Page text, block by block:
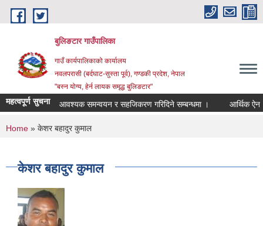
Skip to main content
बुलिङटार गाउँपालिका
गाउँ कार्यपालिकाको कार्यालय
नवलपरासी (बर्दघाट-सुस्ता पूर्व), गण्डकी प्रदेश, नेपाल
"बस्न योग्य, हेर्न लायक समृद्ध बुलिङटार"
महत्वपूर्ण सुचनाआवश्यक समन्वयन र सहजिकरण गरिदिने सम्बन्धमा । आर्थिक ऐन
You are here
Home » केशर बहादुर कुमाल
केशर बहादुर कुमाल